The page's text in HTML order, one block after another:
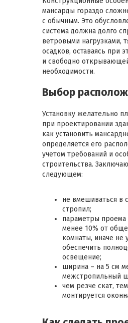
мансарды гораздо
с обычным. Это
система должна долго
ветровыми нагрузками,
осадков, оставаясь при
и свободно
необходимости.
Выбор
Установку желательно
при проектировании
как установить
определяется его
учетом требований и
строительства.
следующем:
не вмешиваться в
стропил;
параметры проема
менее 10% от
комнаты, иначе не
обеспечить
освещение;
ширина – на 5 см
межстропильный
чем резче скат,
монтируется